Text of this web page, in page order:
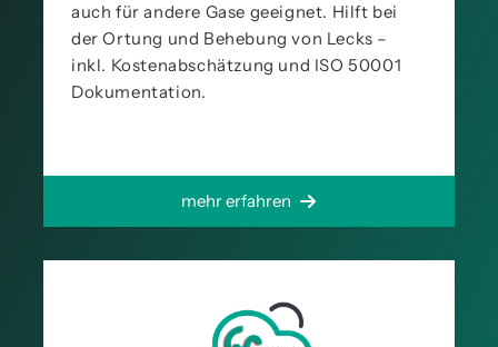
auch für andere Gase geeignet. Hilft bei
der Ortung und Behebung von Lecks –
inkl. Kostenabschätzung und ISO 50001
Dokumentation.
mehr erfahren